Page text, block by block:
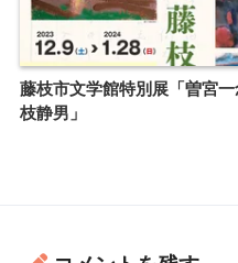
藤枝市文学館特別展「曽宮
枝静男」